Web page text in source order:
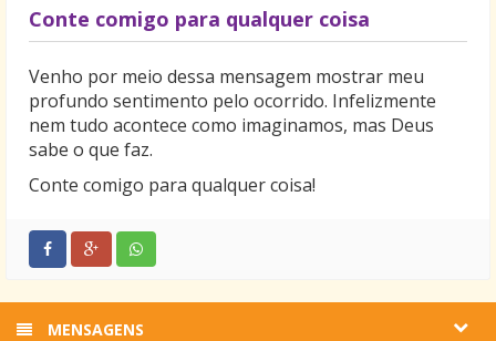
Conte comigo para qualquer coisa
Venho por meio dessa mensagem mostrar meu
profundo sentimento pelo ocorrido. Infelizmente
nem tudo acontece como imaginamos, mas Deus
sabe o que faz.
Conte comigo para qualquer coisa!
MENSAGENS